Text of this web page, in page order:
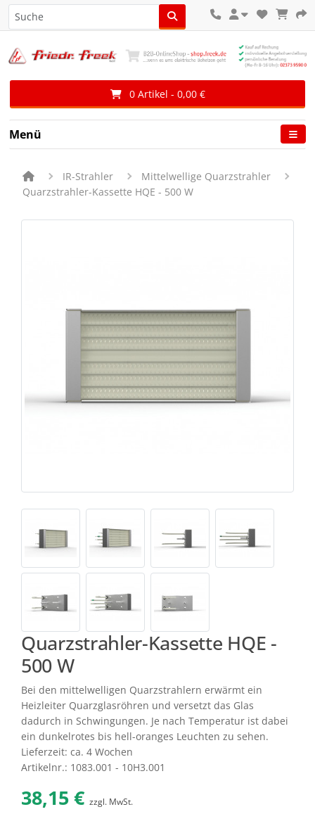
0 Artikel - 0,00 €
Menü
IR-Strahler
Mittelwellige Quarzstrahler
Quarzstrahler-Kassette HQE - 500 W
Quarzstrahler-Kassette HQE -
500 W
Bei den mittelwelligen Quarzstrahlern erwärmt ein
Heizleiter Quarzglasröhren und versetzt das Glas
dadurch in Schwingungen. Je nach Temperatur ist dabei
ein dunkelrotes bis hell-oranges Leuchten zu sehen.
Lieferzeit: ca. 4 Wochen
Artikelnr.: 1083.001 - 10H3.001
38,15 € zzgl. MwSt.